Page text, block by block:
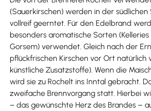
(Sauerkirschen) werden in der
vollreif geerntet. Für den Edelbrand
besonders aromatische Sorten (Kelleries
Gorsem) verwendet. Gleich nach der
pflückfrischen Kirschen vor Ort natürlich
künstliche Zusatzstoffe). Wenn die
wird sie zu Rochelt ins Inntal gebracht.
zweifache Brennvorgang statt. Hierbei
– das gewünschte Herz des Brandes –